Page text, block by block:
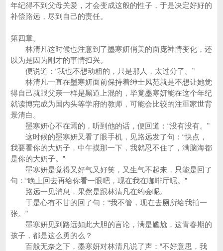
年纪得不到父母关爱，才会变成这般的性子，于是决定好好的
补偿路远，尽到自己的责任。
第四章。
林清凡这时候也注意到了墨寒妍俏美的面庞神情变化，还
以为是因为刚才的事情扫兴。
便说道：“我也不想动粗的，只是那人，太过分了。”
林清凡一直在墨寒妍面前保持着绅士风范就是不想让她觉
得自己就跟父亲一样是黑道上混的，毕竟墨寒妍能在这个年纪
就读博完成为国内头等学府的教师，可能会比较的注重家世背
景清白。
墨寒妍心不在焉的，听到他的话，便回道：“没有没有。”
这时候的墨寒妍又看了眼手机，见路远发了句：“快点，
我要看你的大奶子，中午摸那一下，我就忍不住了，满脑海都
是你的大奶子。”
墨寒妍是觉得又好气又好笑，又生气不起来，只能是回了
句：“晚上回去再给你看一眼吧，现在我在咖啡厅呢。”
路远一见消息，果然是跟林清凡在约会呢。
于是心有不甘的回了句：“我不管，现在去厕所给我拍一
张。”
墨寒妍见到路远如此大胆的言论，满是尴尬，这青春期的
孩子，都是这么勇的么？
百般无奈之下，墨寒妍对林清凡说了声：“不好意思，我